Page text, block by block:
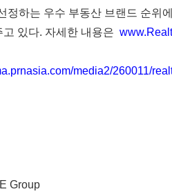
정하는 우수 부동산 브랜드 순위
고 있다. 자세한 내용은
media2/260011/
Group